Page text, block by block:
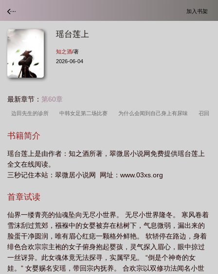
加入书架
瑶台莲上
知之酒/著
2026-06-04
最新章节： 第60章
边田先生的诊所 中韩女足第二场比赛 为什么会闻到自己身上有尿味 召回
位 隐姓什么什么成语
语 一般账户能开保函吗 瑶台是什么意思? 瑶台莲上TXT知之
酒 congratulations.you won the
速写 华天职校
度 开车被拍没系安全带
书籍简介
瑶台莲上是由作者：知之酒所著，翠微居小说网免费提供瑶台莲上
全文在线阅读。
三秒记住本站：翠微居小说网 网址：www.03xs.org
首章试读
仙界一缕青亮的仙魂坠向无尽小世界。 无尽小世界隆冬。 寒风卷着
雪沫刮过荒郊，襁褓中的女婴被弃在枯树下，气息微弱，漏出来的
脸蛋干净圆润，唯有眉心红痣一颗格外鲜艳。 软轿停在路边，身着
绯色合欢宗宗主袍的女子俯身抱起婴孩，灵气探入眉心，眼中掠过
一丝讶异。此女魂体竟无法探寻，实属罕见。 “倒是个神奇的女
娃。” 女婴赐名安瑶，带回宗内抚养。 合欢宗以双修功法闻名小世